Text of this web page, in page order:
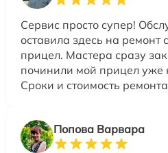
Сервис просто супер!
оставила здесь на ремонт
прицел. Мастера сразу
починили мой прицел
Сроки и стоимость
Попова Варвара